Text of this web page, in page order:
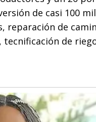
de casi 100
reparación de
de